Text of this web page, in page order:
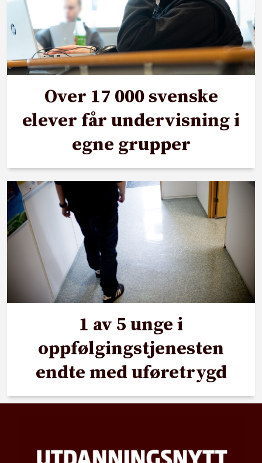
Over 17 000 svenske
elever får undervisning i
egne grupper
1 av 5 unge i
oppfølgingstjenesten
endte med uføretrygd